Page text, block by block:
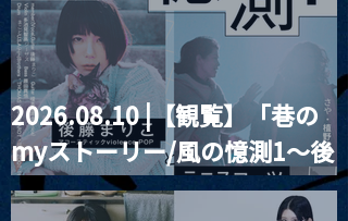
MoonRomantic
Channel1周年記念Live
2026.08.10 |【観覧】「巷の
myストーリー/風の憶測1～後
藤まりこアコースティック